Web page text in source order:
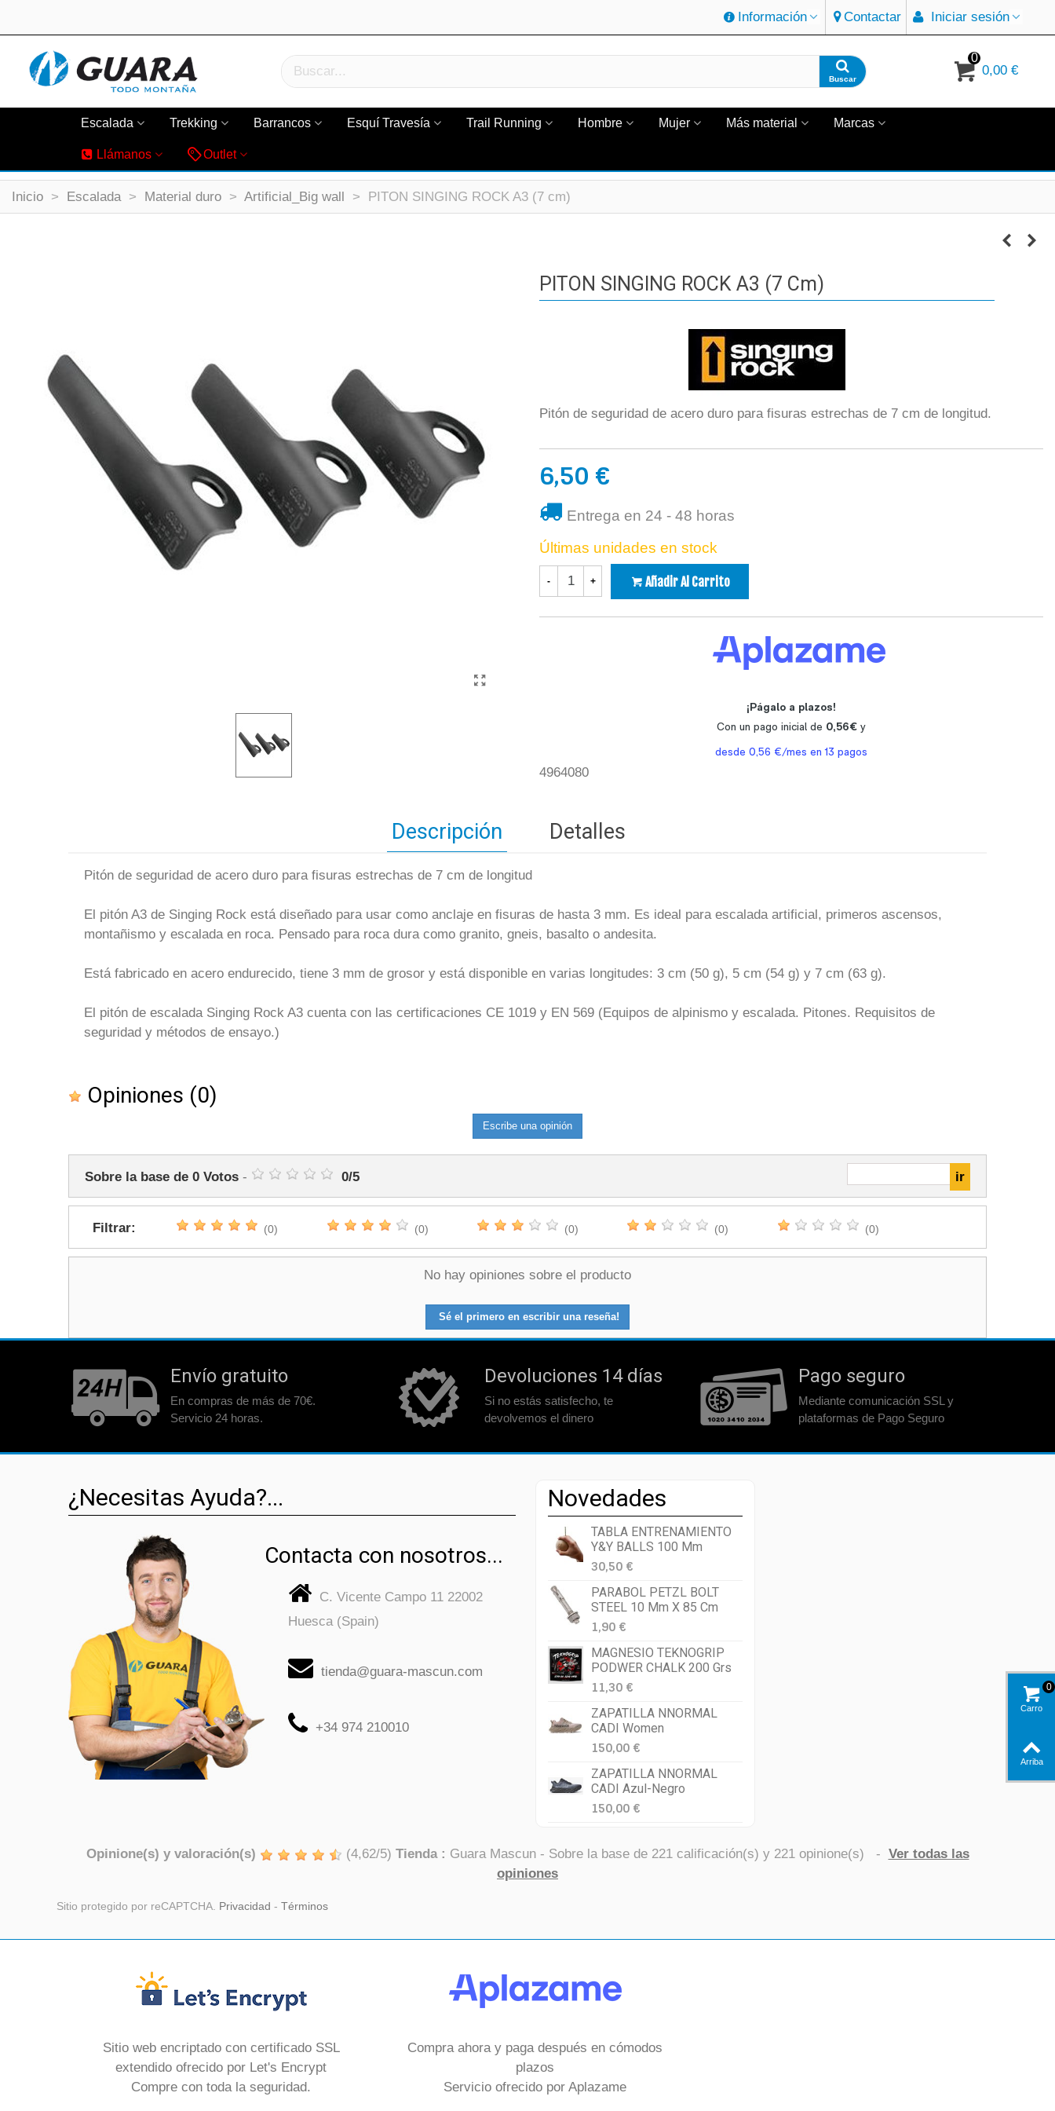
Información Contactar Iniciar sesión
Buscar
0
0,00 €
Escalada Trekking Barrancos Esquí Travesía Trail Running Hombre Mujer Más material Marcas
Llámanos Outlet
Inicio > Escalada > Material duro > Artificial_Big wall > PITON SINGING ROCK A3 (7 cm)
PITON SINGING ROCK A3 (7 Cm)
Pitón de seguridad de acero duro para fisuras estrechas de 7 cm de longitud.
6,50 €
Entrega en 24 - 48 horas
Últimas unidades en stock
- + Añadir Al Carrito
4964080
Descripción Detalles
Pitón de seguridad de acero duro para fisuras estrechas de 7 cm de longitud
El pitón A3 de Singing Rock está diseñado para usar como anclaje en fisuras de hasta 3 mm. Es ideal para escalada artificial, primeros ascensos,
montañismo y escalada en roca. Pensado para roca dura como granito, gneis, basalto o andesita.
Está fabricado en acero endurecido, tiene 3 mm de grosor y está disponible en varias longitudes: 3 cm (50 g), 5 cm (54 g) y 7 cm (63 g).
El pitón de escalada Singing Rock A3 cuenta con las certificaciones CE 1019 y EN 569 (Equipos de alpinismo y escalada. Pitones. Requisitos de
seguridad y métodos de ensayo.)
Opiniones (0)
Escribe una opinión
Sobre la base de 0 Votos - 0/5
Filtrar: (0) (0) (0) (0) (0)
No hay opiniones sobre el producto
Sé el primero en escribir una reseña!
Envío gratuito
En compras de más de 70€.
Servicio 24 horas.
Devoluciones 14 días
Si no estás satisfecho, te
devolvemos el dinero
Pago seguro
Mediante comunicación SSL y
plataformas de Pago Seguro
¿Necesitas Ayuda?...
Contacta con nosotros...
C. Vicente Campo 11 22002
Huesca (Spain)
tienda@guara-mascun.com
+34 974 210010
Novedades
TABLA ENTRENAMIENTO
Y&Y BALLS 100 Mm
30,50 €
PARABOL PETZL BOLT
STEEL 10 Mm X 85 Cm
1,90 €
MAGNESIO TEKNOGRIP
PODWER CHALK 200 Grs
11,30 €
ZAPATILLA NNORMAL
CADI Women
150,00 €
ZAPATILLA NNORMAL
CADI Azul-Negro
150,00 €
Opinione(s) y valoración(s) (4,62/5) Tienda : Guara Mascun- Sobre la base de 221calificación(s) y 221opinione(s) - Ver todas las
opiniones
Sitio protegido por reCAPTCHA. Privacidad - Términos
Sitio web encriptado con certificado SSL
extendido ofrecido por Let's Encrypt
Compre con toda la seguridad.
Compra ahora y paga después en cómodos
plazos
Servicio ofrecido por Aplazame
Carro
0
Arriba